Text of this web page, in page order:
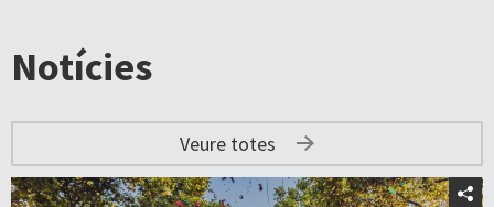
Notícies
Veure totes